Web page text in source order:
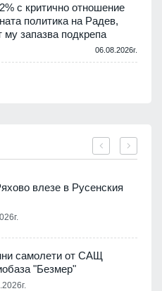
с критично отношение
политика на Радев,
му запазва подкрепа
06.08.2026г.
влезе в Русенския
самолети от САЩ
"Безмер"